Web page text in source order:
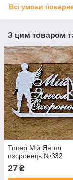
Всі умови
З цим товаром
Топер Мій Янгол
охоронець №332
27 ₴